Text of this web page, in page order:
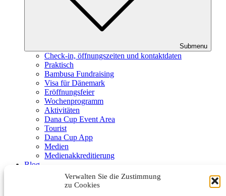
Verwalten Sie die Zustimmung
zu Cookies
Submenu
Check-in, öffnungszeiten und kontaktdaten
Praktisch
Bambusa Fundraising
Visa für Dänemark
Eröffnungsfeier
Wochenprogramm
Aktivitäten
Dana Cup Event Area
Tourist
Dana Cup App
Medien
Medienakkreditierung
Blog
Schiedsrichter